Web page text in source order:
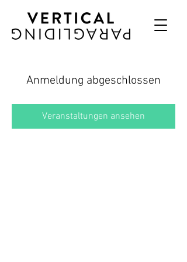
Anmeldung abgeschlossen
Veranstaltungen ansehen